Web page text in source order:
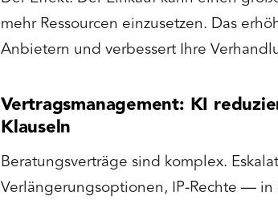
mehr Ressourcen einzusetzen. Das
Anbietern und verbessert Ihre
Vertragsmanagement: KI
Klauseln
Beratungsverträge sind komplex.
Verlängerungsoptionen, IP-Rechte —